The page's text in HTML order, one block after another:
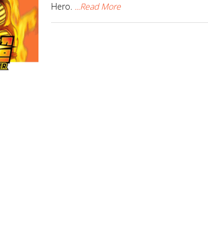
Hero. ...Read More